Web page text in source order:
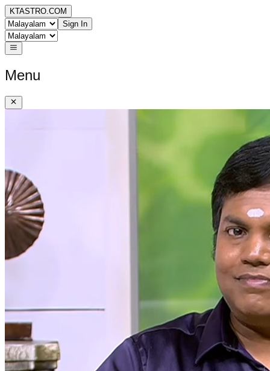
KTASTRO.COM
Sign In
Menu